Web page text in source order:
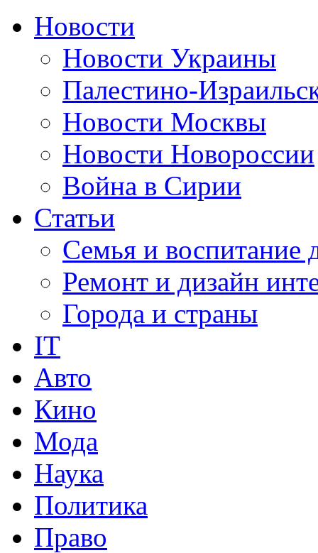
Новости
Новости Украины
Палестино-
Новости Москвы
Новости Новороссии
Война в Сирии
Статьи
Семья и воспитание
Ремонт и дизайн
Города и страны
IT
Авто
Кино
Мода
Наука
Политика
Право